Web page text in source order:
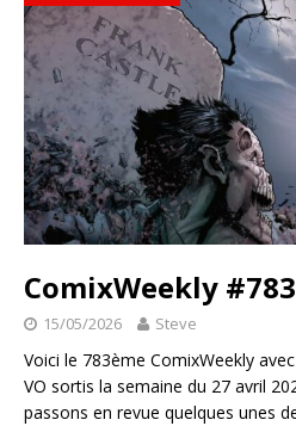
ComixWeekly #783
15/05/2026 Steve
Voici le 783ème ComixWeekly
VO sortis la semaine du 27 avril
passons en revue quelques unes